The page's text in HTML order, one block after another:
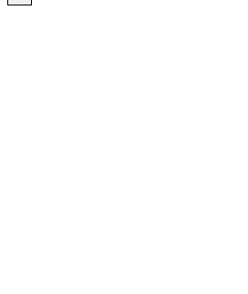
Schließen